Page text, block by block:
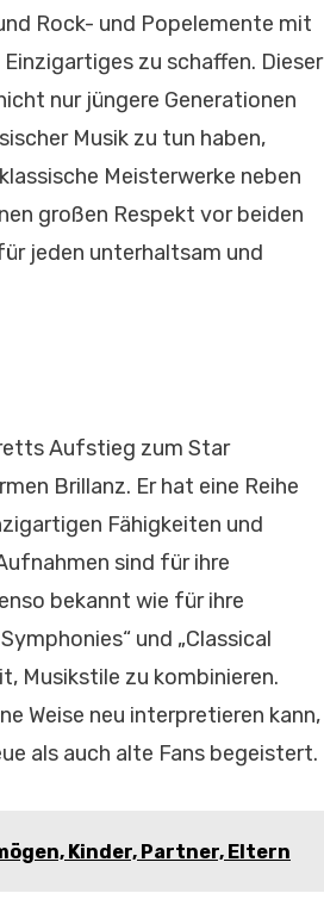
Rock- und Popelemente mit
zu schaffen. Dieser
nur jüngere Generationen
Musik zu tun haben,
Meisterwerke neben
großen Respekt vor beiden
jeden unterhaltsam und
Aufstieg zum Star
Brillanz. Er hat eine Reihe
Fähigkeiten und
sind für ihre
bekannt wie für ihre
und „Classical
Musikstile zu kombinieren.
Weise neu interpretieren kann,
als auch alte Fans begeistert.
Kinder, Partner, Eltern